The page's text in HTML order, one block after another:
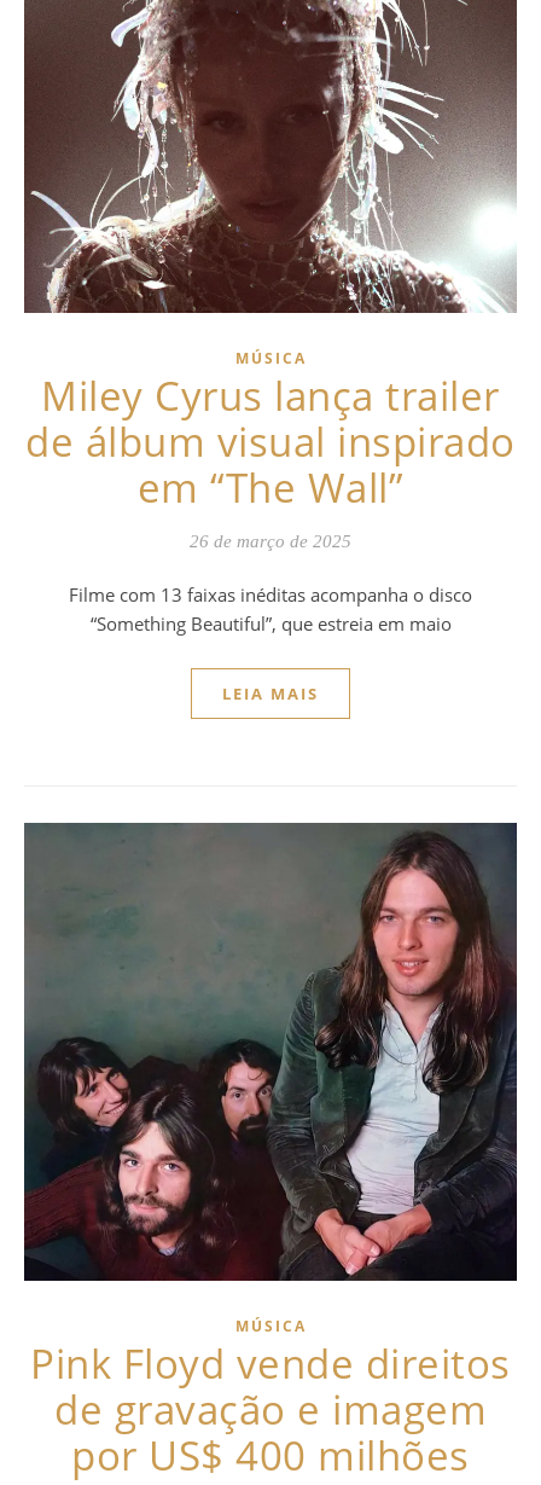
MÚSICA
Miley Cyrus lança trailer
de álbum visual inspirado
em “The Wall”
26 de março de 2025
Filme com 13 faixas inéditas acompanha o disco
“Something Beautiful”, que estreia em maio
LEIA MAIS
MÚSICA
Pink Floyd vende direitos
de gravação e imagem
por US$ 400 milhões